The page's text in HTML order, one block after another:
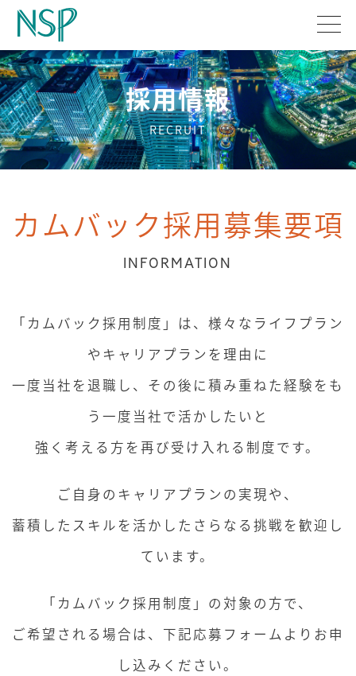
採用情報
RECRUIT
カムバック採用募集要項
INFORMATION
「カムバック採用制度」は、様々なライフプラン
やキャリアプランを理由に
一度当社を退職し、その後に積み重ねた経験をも
う一度当社で活かしたいと
強く考える方を再び受け入れる制度です。
ご自身のキャリアプランの実現や、
蓄積したスキルを活かしたさらなる挑戦を歓迎し
ています。
「カムバック採用制度」の対象の方で、
ご希望される場合は、下記応募フォームよりお申
し込みください。